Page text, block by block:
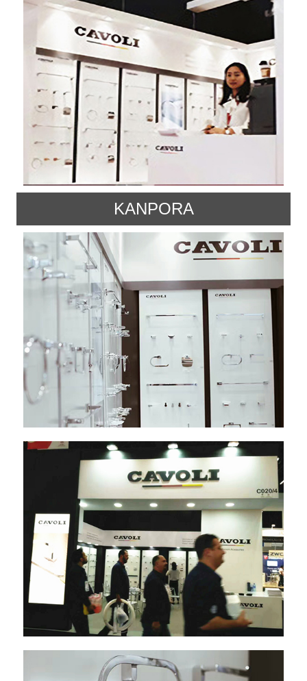
KANPORA